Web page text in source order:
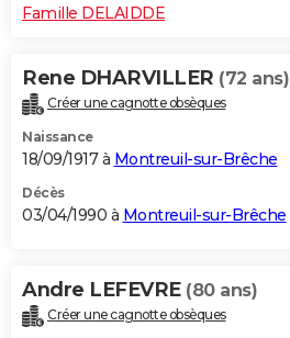
Famille DELAIDDE
Rene DHARVILLER (72 ans)
Créer une cagnotte obsèques
Naissance
18/09/1917 à Montreuil-sur-Brêche
Décès
03/04/1990 à Montreuil-sur-Brêche
Andre LEFEVRE (80 ans)
Créer une cagnotte obsèques